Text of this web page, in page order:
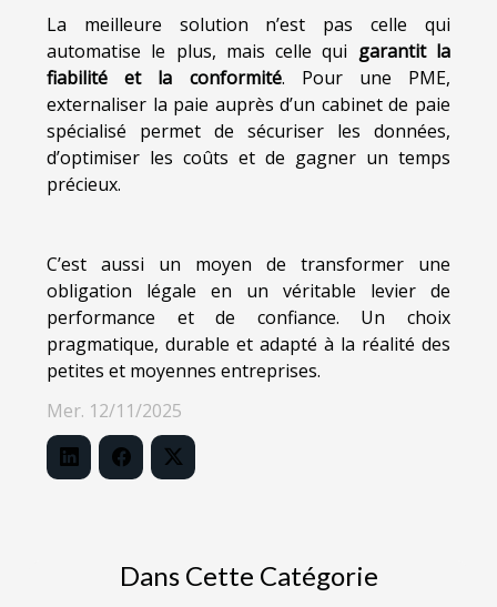
La meilleure solution n’est pas celle qui
automatise le plus, mais celle qui garantit la
fiabilité et la conformité. Pour une PME,
externaliser la paie auprès d’un cabinet de paie
spécialisé permet de sécuriser les données,
d’optimiser les coûts et de gagner un temps
précieux.
C’est aussi un moyen de transformer une
obligation légale en un véritable levier de
performance et de confiance. Un choix
pragmatique, durable et adapté à la réalité des
petites et moyennes entreprises.
Mer. 12/11/2025
Dans Cette Catégorie